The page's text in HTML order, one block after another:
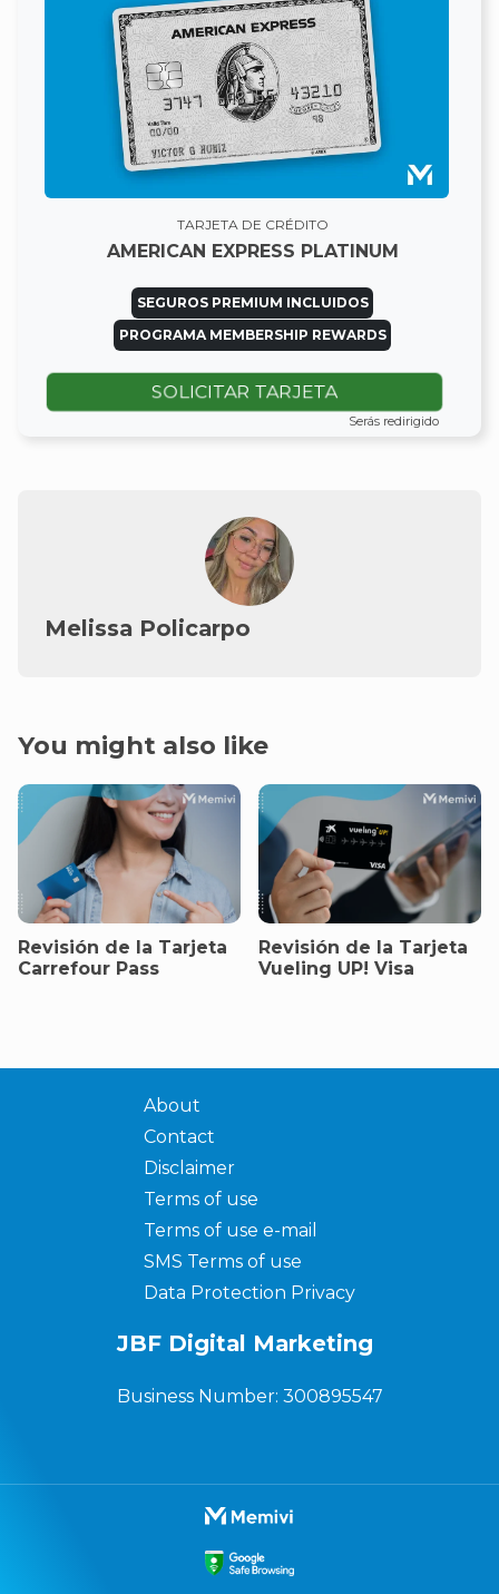
TARJETA DE CRÉDITO
AMERICAN EXPRESS PLATINUM
SEGUROS PREMIUM INCLUIDOS
PROGRAMA MEMBERSHIP REWARDS
SOLICITAR TARJETA
Serás redirigido
Melissa Policarpo
You might also like
Revisión de la Tarjeta
Carrefour Pass
Revisión de la Tarjeta
Vueling UP! Visa
About
Contact
Disclaimer
Terms of use
Terms of use e-mail
SMS Terms of use
Data Protection Privacy
JBF Digital Marketing
Business Number: 300895547